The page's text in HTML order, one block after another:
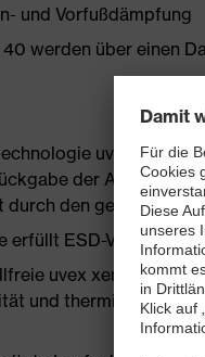
und Vorfußdämpfung
werden über einen
uvex i-
der
den
erfüllt ESD-Vorgaben
uvex xenova®-
und thermisch nicht